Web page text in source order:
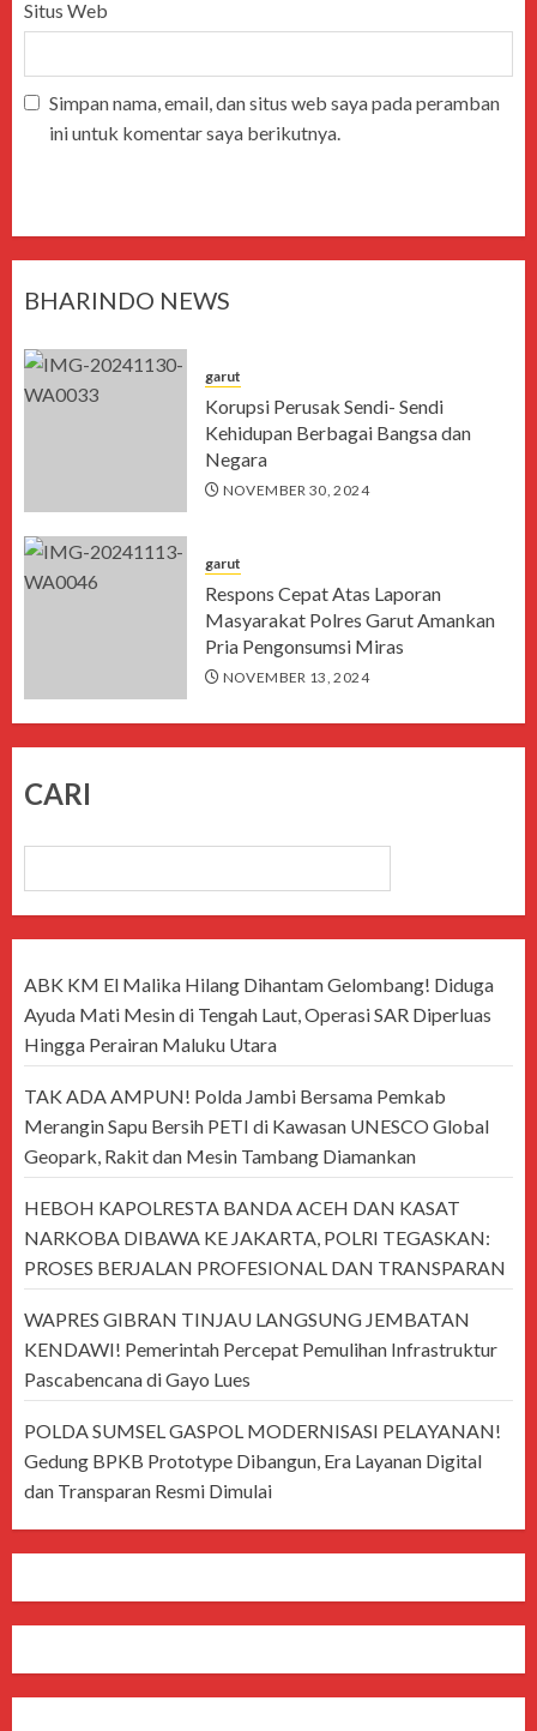
Situs Web
Simpan nama, email, dan situs web saya pada peramban
ini untuk komentar saya berikutnya.
BHARINDO NEWS
garut
Korupsi Perusak Sendi- Sendi
Kehidupan Berbagai Bangsa dan
Negara
NOVEMBER 30, 2024
garut
Respons Cepat Atas Laporan
Masyarakat Polres Garut Amankan
Pria Pengonsumsi Miras
NOVEMBER 13, 2024
CARI
ABK KM El Malika Hilang Dihantam Gelombang! Diduga
Ayuda Mati Mesin di Tengah Laut, Operasi SAR Diperluas
Hingga Perairan Maluku Utara
TAK ADA AMPUN! Polda Jambi Bersama Pemkab
Merangin Sapu Bersih PETI di Kawasan UNESCO Global
Geopark, Rakit dan Mesin Tambang Diamankan
HEBOH KAPOLRESTA BANDA ACEH DAN KASAT
NARKOBA DIBAWA KE JAKARTA, POLRI TEGASKAN:
PROSES BERJALAN PROFESIONAL DAN TRANSPARAN
WAPRES GIBRAN TINJAU LANGSUNG JEMBATAN
KENDAWI! Pemerintah Percepat Pemulihan Infrastruktur
Pascabencana di Gayo Lues
POLDA SUMSEL GASPOL MODERNISASI PELAYANAN!
Gedung BPKB Prototype Dibangun, Era Layanan Digital
dan Transparan Resmi Dimulai